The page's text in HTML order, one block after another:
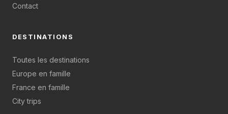
Contact
DESTINATIONS
Toutes les destinations
Europe en famille
France en famille
City trips